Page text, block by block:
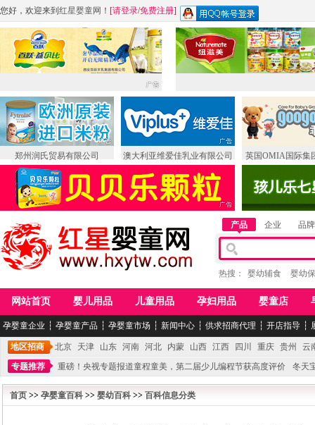
您好，欢迎来到 红星婴童网 ！ [请登录/免费注册]
郑州润氏贸易有限公司 澳大利亚维爱佳乳业有限公司 英国OMIA国际集
产品 企业 品牌
热搜： 婴幼辅食 婴幼
网站首页 婴儿用品 儿童用品 孕妇用品 婴童店
孕婴童企业 ┆ 孕婴童产品 ┆ 孕婴童市场 ┆ 新闻中心 ┆ 供求招商代理 ┆ 开店指导 ┆
地区招商 北京 天津 山东 河南 河北 内蒙 山西 江西 四川 重庆 贵州
云
专题推荐
重磅！央视专题报道童程童美，第二届少儿编程节获高度评价
冬天
不能再单纯地销售产品,而要向增强服务转型,毕竟母婴产品比较特殊。”
妇幼广场
首页 >> 孕婴童百科>> 婴幼百科>> 百科信息分类